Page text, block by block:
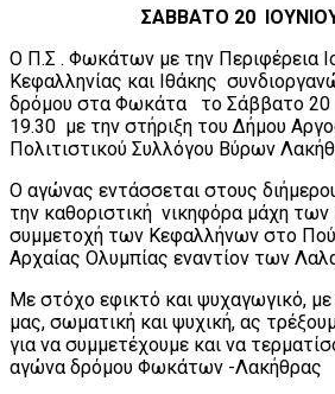
ΣΑΒΒΑΤΟ 20
Ο Π.Σ . Φωκάτων με την Περιφέρεια
Κεφαλληνίας και Ιθάκης
δρόμου στα Φωκάτα το Σάββατο 20
19.30 με την στήριξη του Δήμου
Πολιτιστικού Συλλόγου Βύρων
Ο αγώνας εντάσσεται στους
την καθοριστική νικηφόρα μάχη
συμμετοχή των Κεφαλλήνων στο
Αρχαίας Ολυμπίας εναντίον των
Με στόχο εφικτό και ψυχαγωγικό,
μας, σωματική και ψυχική, ας
για να συμμετέχουμε και να
αγώνα δρόμου Φωκάτων -Λακήθρας